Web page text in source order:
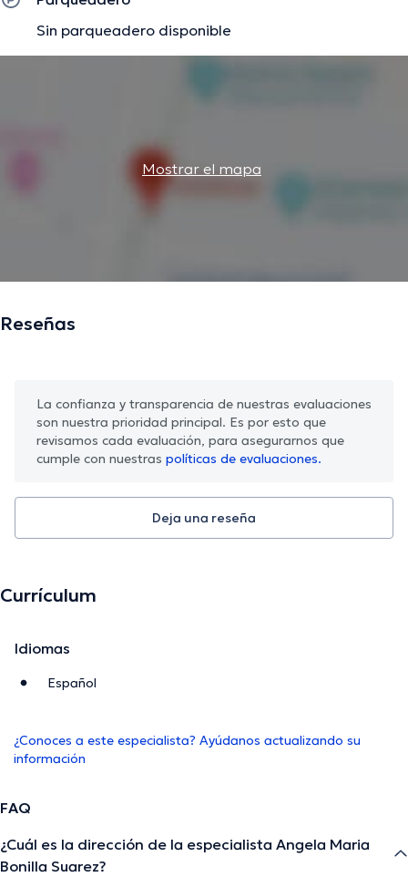
Sin parqueadero disponible
Mostrar el mapa
Reseñas
La confianza y transparencia de nuestras evaluaciones
son nuestra prioridad principal. Es por esto que
revisamos cada evaluación, para asegurarnos que
cumple con nuestras políticas de evaluaciones.
Deja una reseña
Currículum
Idiomas
Español
¿Conoces a este especialista? Ayúdanos actualizando su
información
FAQ
¿Cuál es la dirección de la especialista Angela Maria
Bonilla Suarez?